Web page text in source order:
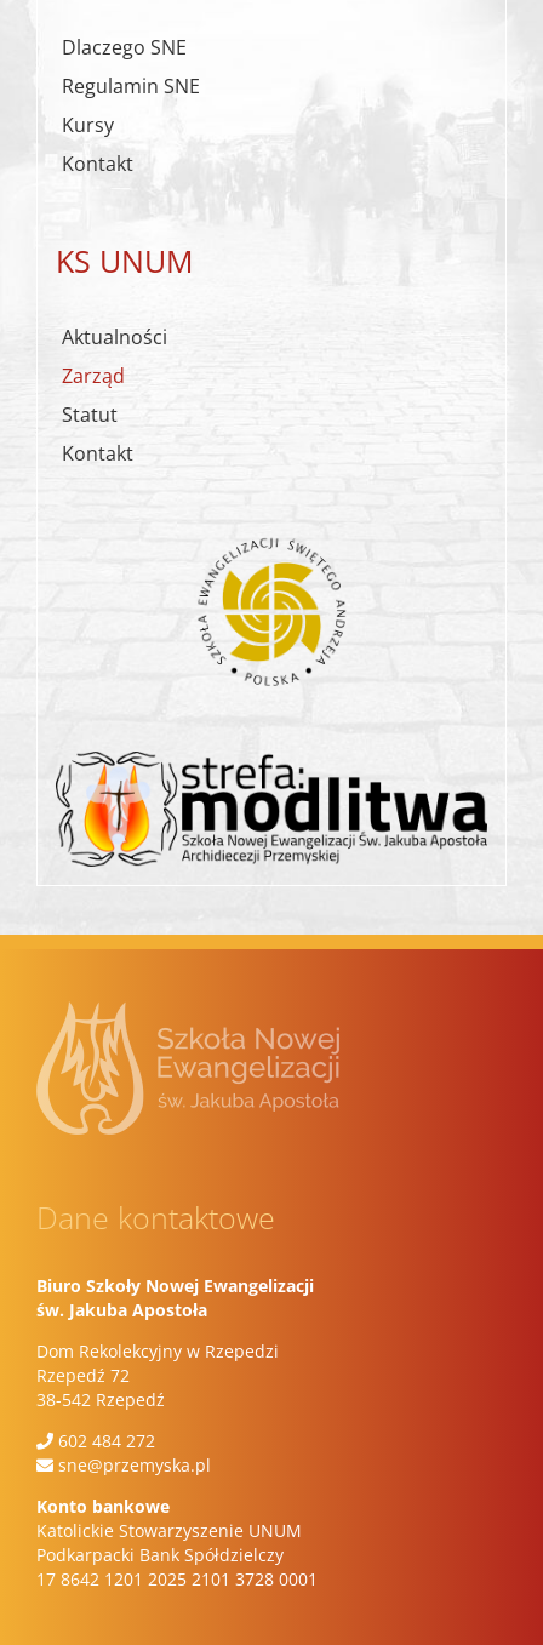
Dlaczego SNE
Regulamin SNE
Kursy
Kontakt
KS UNUM
Aktualności
Zarząd
Statut
Kontakt
Dane kontaktowe
Biuro Szkoły Nowej Ewangelizacji
św. Jakuba Apostoła
Dom Rekolekcyjny w Rzepedzi
Rzepedź 72
38-542 Rzepedź
602 484 272
sne@przemyska.pl
Konto bankowe
Katolickie Stowarzyszenie UNUM
Podkarpacki Bank Spółdzielczy
17 8642 1201 2025 2101 3728 0001